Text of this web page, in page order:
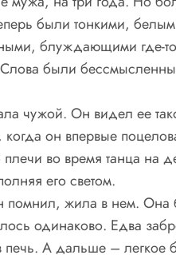
были тонкими,
блуждающими где-то
Слова были
чужой. Он видел ее
он впервые
во время танца на
его светом.
жила в нем. Она
одинаково. Едва
А дальше –